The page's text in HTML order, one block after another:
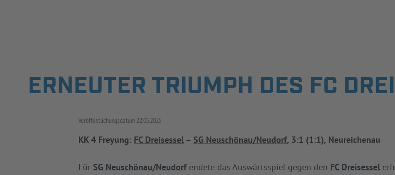
ERNEUTER TRIUMPH DES FC
Veröffentlichungsdatum 22.05.2025
KK 4 Freyung: FC Dreisessel – SG Neuschönau/Neudorf, 3:1 (1:1), Neureichenau
Für SG Neuschönau/Neudorfendete das Auswärtsspiel gegen den FC Dreisessel